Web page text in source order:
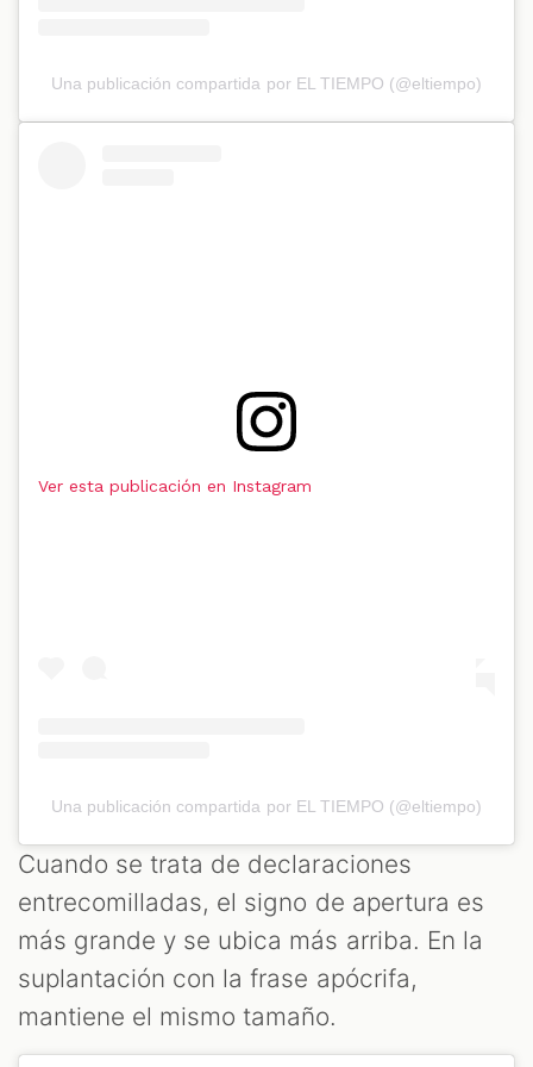
Una publicación compartida por EL TIEMPO (@eltiempo)
Ver esta publicación en Instagram
Una publicación compartida por EL TIEMPO (@eltiempo)
Cuando se trata de declaraciones
entrecomilladas, el signo de apertura es
más grande y se ubica más arriba. En la
suplantación con la frase apócrifa,
mantiene el mismo tamaño.